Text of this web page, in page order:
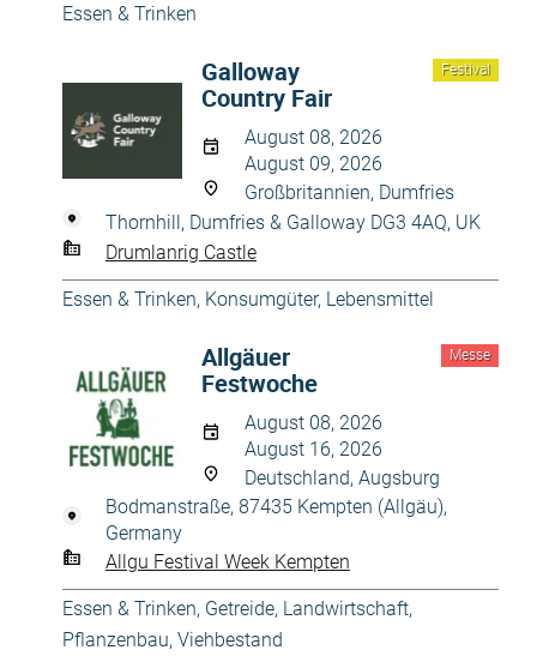
Essen & Trinken
Festival
Galloway
Country Fair
August 08, 2026
August 09, 2026
Großbritannien, Dumfries
Thornhill, Dumfries & Galloway DG3 4AQ, UK
Drumlanrig Castle
Essen & Trinken, Konsumgüter, Lebensmittel
Messe
Allgäuer
Festwoche
August 08, 2026
August 16, 2026
Deutschland, Augsburg
Bodmanstraße, 87435 Kempten (Allgäu),
Germany
Allgu Festival Week Kempten
Essen & Trinken, Getreide, Landwirtschaft,
Pflanzenbau, Viehbestand